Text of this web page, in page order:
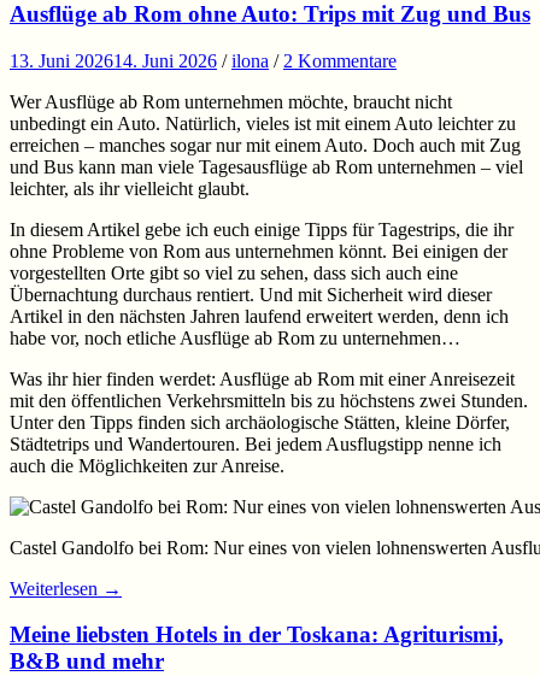
Ausflüge ab Rom ohne Auto: Trips mit Zug und Bus
13. Juni 202614. Juni 2026 /ilona / 2 Kommentare
Wer Ausflüge ab Rom unternehmen möchte, braucht nicht
unbedingt ein Auto. Natürlich, vieles ist mit einem Auto leichter zu
erreichen – manches sogar nur mit einem Auto. Doch auch mit Zug
und Bus kann man viele Tagesausflüge ab Rom unternehmen – viel
leichter, als ihr vielleicht glaubt.
In diesem Artikel gebe ich euch einige Tipps für Tagestrips, die ihr
ohne Probleme von Rom aus unternehmen könnt. Bei einigen der
vorgestellten Orte gibt so viel zu sehen, dass sich auch eine
Übernachtung durchaus rentiert. Und mit Sicherheit wird dieser
Artikel in den nächsten Jahren laufend erweitert werden, denn ich
habe vor, noch etliche Ausflüge ab Rom zu unternehmen…
Was ihr hier finden werdet: Ausflüge ab Rom mit einer Anreisezeit
mit den öffentlichen Verkehrsmitteln bis zu höchstens zwei Stunden.
Unter den Tipps finden sich archäologische Stätten, kleine Dörfer,
Städtetrips und Wandertouren. Bei jedem Ausflugstipp nenne ich
auch die Möglichkeiten zur Anreise.
Castel Gandolfo bei Rom: Nur eines von vielen lohnenswerten
Weiterlesen →
Meine liebsten Hotels in der Toskana: Agriturismi,
B&B und mehr